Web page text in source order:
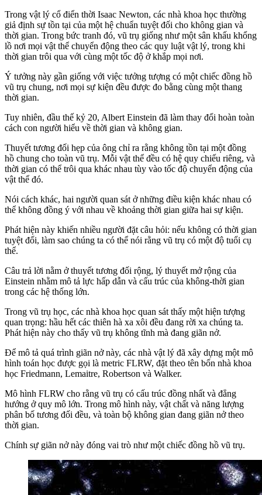
Trong vật lý cổ điển thời Isaac Newton, các nhà khoa học thường
giả định sự tồn tại của một hệ chuẩn tuyệt đối cho không gian và
thời gian. Trong bức tranh đó, vũ trụ giống như một sân khấu khổng
lồ nơi mọi vật thể chuyển động theo các quy luật vật lý, trong khi
thời gian trôi qua với cùng một tốc độ ở khắp mọi nơi.
Ý tưởng này gần giống với việc tưởng tượng có một chiếc đồng hồ
vũ trụ chung, nơi mọi sự kiện đều được đo bằng cùng một thang
thời gian.
Tuy nhiên, đầu thế kỷ 20, Albert Einstein đã làm thay đổi hoàn toàn
cách con người hiểu về thời gian và không gian.
Thuyết tương đối hẹp của ông chỉ ra rằng không tồn tại một đồng
hồ chung cho toàn vũ trụ. Mỗi vật thể đều có hệ quy chiếu riêng, và
thời gian có thể trôi qua khác nhau tùy vào tốc độ chuyển động của
vật thể đó.
Nói cách khác, hai người quan sát ở những điều kiện khác nhau có
thể không đồng ý với nhau về khoảng thời gian giữa hai sự kiện.
Phát hiện này khiến nhiều người đặt câu hỏi: nếu không có thời gian
tuyệt đối, làm sao chúng ta có thể nói rằng vũ trụ có một độ tuổi cụ
thể.
Câu trả lời nằm ở thuyết tương đối rộng, lý thuyết mở rộng của
Einstein nhằm mô tả lực hấp dẫn và cấu trúc của không-thời gian
trong các hệ thống lớn.
Trong vũ trụ học, các nhà khoa học quan sát thấy một hiện tượng
quan trọng: hầu hết các thiên hà xa xôi đều đang rời xa chúng ta.
Phát hiện này cho thấy vũ trụ không tĩnh mà đang giãn nở.
Để mô tả quá trình giãn nở này, các nhà vật lý đã xây dựng một mô
hình toán học được gọi là metric FLRW, đặt theo tên bốn nhà khoa
học Friedmann, Lemaitre, Robertson và Walker.
Mô hình FLRW cho rằng vũ trụ có cấu trúc đồng nhất và đẳng
hướng ở quy mô lớn. Trong mô hình này, vật chất và năng lượng
phân bố tương đối đều, và toàn bộ không gian đang giãn nở theo
thời gian.
Chính sự giãn nở này đóng vai trò như một chiếc đồng hồ vũ trụ.